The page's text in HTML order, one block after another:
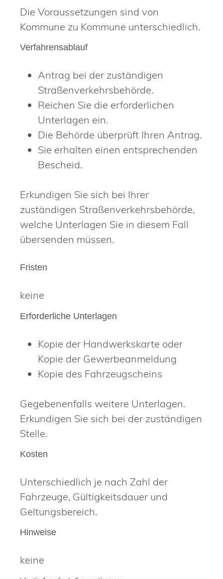
Die Voraussetzungen sind von
Kommune zu Kommune unterschiedlich.
Verfahrensablauf
Antrag bei der zuständigen
Straßenverkehrsbehörde.
Reichen Sie die erforderlichen
Unterlagen ein.
Die Behörde überprüft Ihren Antrag.
Sie erhalten einen entsprechenden
Bescheid.
Erkundigen Sie sich bei Ihrer
zuständigen Straßenverkehrsbehörde,
welche Unterlagen Sie in diesem Fall
übersenden müssen.
Fristen
keine
Erforderliche Unterlagen
Kopie der Handwerkskarte oder
Kopie der Gewerbeanmeldung
Kopie des Fahrzeugscheins
Gegebenenfalls weitere Unterlagen.
Erkundigen Sie sich bei der zuständigen
Stelle.
Kosten
Unterschiedlich je nach Zahl der
Fahrzeuge, Gültigkeitsdauer und
Geltungsbereich.
Hinweise
keine